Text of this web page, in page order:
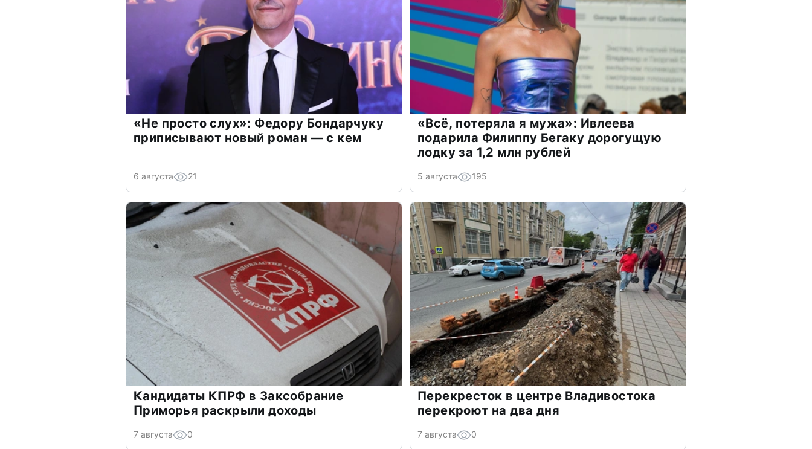
«Не просто слух»: Федору Бондарчуку
приписывают новый роман — с кем
6 августа 21
«Всё, потеряла я мужа»: Ивлеева
подарила Филиппу Бегаку дорогущую
лодку за 1,2 млн рублей
5 августа 195
Кандидаты КПРФ в Заксобрание
Приморья раскрыли доходы
7 августа 0
Перекресток в центре Владивостока
перекроют на два дня
7 августа 0